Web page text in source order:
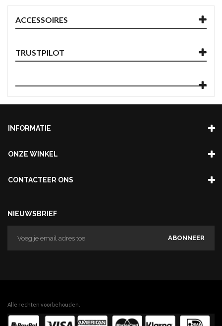
ACCESSOIRES
TRUSTPILOT
INFORMATIE
ONZE WINKEL
CONTACTEER ONS
NIEUWSBRIEF
ABONNEER
Alle rechten voorbehouden.